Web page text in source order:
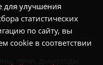
для улучшения
статистических
по сайту, вы
cookie в соответствии
павильон № 3
печи, дымоходы